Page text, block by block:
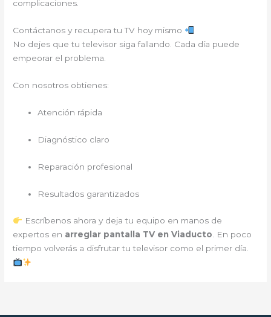
complicaciones.
Contáctanos y recupera tu TV hoy mismo
No dejes que tu televisor siga fallando. Cada día puede
empeorar el problema.
Con nosotros obtienes:
Atención rápida
Diagnóstico claro
Reparación profesional
Resultados garantizados
Escríbenos ahora y deja tu equipo en manos de
expertos en arreglar pantalla TV en Viaducto. En poco
tiempo volverás a disfrutar tu televisor como el primer día.